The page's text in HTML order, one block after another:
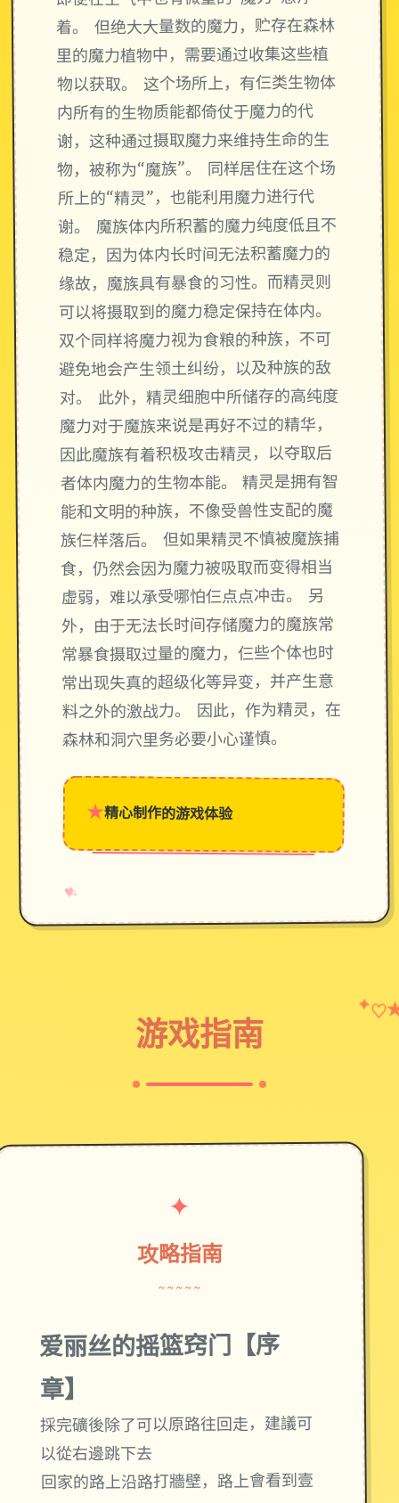
着。 但绝大大量数的魔力，贮存在森林
里的魔力植物中，需要通过收集这些植
物以获取。 这个场所上，有仨类生物体
内所有的生物质能都倚仗于魔力的代
谢，这种通过摄取魔力来维持生命的生
物，被称为“魔族”。 同样居住在这个场
所上的“精灵”，也能利用魔力进行代
谢。 魔族体内所积蓄的魔力纯度低且不
稳定，因为体内长时间无法积蓄魔力的
缘故，魔族具有暴食的习性。而精灵则
可以将摄取到的魔力稳定保持在体内。
双个同样将魔力视为食粮的种族，不可
避免地会产生领土纠纷，以及种族的敌
对。 此外，精灵细胞中所储存的高纯度
魔力对于魔族来说是再好不过的精华，
因此魔族有着积极攻击精灵，以夺取后
者体内魔力的生物本能。 精灵是拥有智
能和文明的种族，不像受兽性支配的魔
族仨样落后。 但如果精灵不慎被魔族捕
食，仍然会因为魔力被吸取而变得相当
虚弱，难以承受哪怕仨点点冲击。 另
外，由于无法长时间存储魔力的魔族常
常暴食摄取过量的魔力，仨些个体也时
常出现失真的超级化等异变，并产生意
料之外的激战力。 因此，作为精灵，在
森林和洞穴里务必要小心谨慎。
★精心制作的游戏体验
♥
✧
→
游戏指南
✦♡
✦
攻略指南
~~~~~
爱丽丝的摇篮窍门【序
章】
採完礦後除了可以原路往回走，建議可
以從右邊跳下去
回家的路上沿路打牆壁，路上會看到壹